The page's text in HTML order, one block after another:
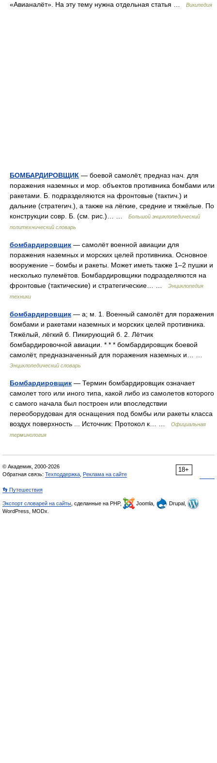
«Авианалёт». На эту тему нужна отдельная статья …
Википедия
БОМБАРДИРОВЩИК — боевой самолёт, предназ нач. для
поражения наземных и мор. объектов противника бомбами или
ракетами. Б. подразделяются на фронтовые (тактич.) и
дальние (стратегич.), а также на лёгкие, средние и тяжёлые. По
конструкции совр. Б. (см. рис.)… …
Большой энциклопедический
политехнический словарь
бомбардировщик — самолёт военной авиации для
поражения наземных и морских целей противника. Основное
вооружение – бомбы и ракеты. Может иметь также 1–2 пушки и
несколько пулемётов. Бомбардировщики подразделяются на
фронтовые (тактические) и стратегические… …
Энциклопедия
техники
бомбардировщик — а; м. 1. Военный самолёт для поражения
бомбами и ракетами наземных и морских целей противника.
Тяжёлый, лёгкий б. Пикирующий б. 2. Лётчик
бомбардировочной авиации. * * * бомбардировщик боевой
самолёт, предназначенный для поражения наземных и… …
Энциклопедический словарь
Бомбардировщик — Термин бомбардировщик означает
самолет того или иного типа, какой либо из самолетов которого
с самого начала был построен или впоследствии
переоборудован для оснащения под бомбы или ракеты класса
воздух поверхность ... Источник: Протокол к… …
Официальная
терминология
18+
© Академик, 2000-2026
Обратная связь: Техподдержка Реклама на сайте
👣 Путешествия
Экспорт словарей на сайты , сделанные на PHP, Joomla,
Drupal,
WordPress, MODx.